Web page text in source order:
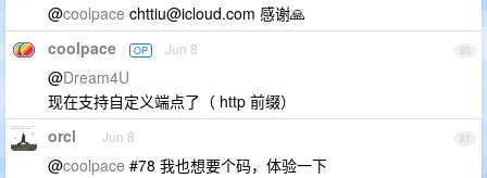
@coolpace chttiu@icloud.com 感谢🙏
80
coolpace OP Jun 8
@Dream4U
现在支持自定义端点了（ http 前缀）
81
orcl Jun 8
@coolpace #78 我也想要个码，体验一下